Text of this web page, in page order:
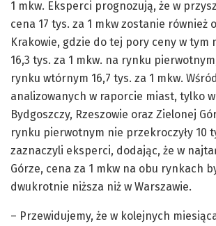
1 mkw. Eksperci prognozują, że w
cena 17 tys. za 1 mkw zostanie również
Krakowie, gdzie do tej pory ceny w tym
16,3 tys. za 1 mkw. na rynku
rynku wtórnym 16,7 tys. za 1 mkw.
analizowanych w raporcie miast, tylko
Bydgoszczy, Rzeszowie oraz Zielonej
rynku pierwotnym nie przekroczyły 10
zaznaczyli eksperci, dodając, że w
Górze, cena za 1 mkw na obu rynkach
dwukrotnie niższa niż w Warszawie.
– Przewidujemy, że w kolejnych